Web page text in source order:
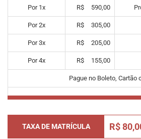
Por 1x R$ 590,00
Por2x R$ 305,00
Por3x R$ 205,00
Por4x R$ 155,00
Pague no Boleto, Cartão
TAXA DE MATRÍCULA R$